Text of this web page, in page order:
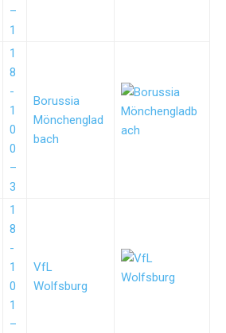
–
1
1
8
-
1
0
0
–
3
Borussia
Mönchenglad
bach
1
8
-
1
0
1
–
VfL
Wolfsburg